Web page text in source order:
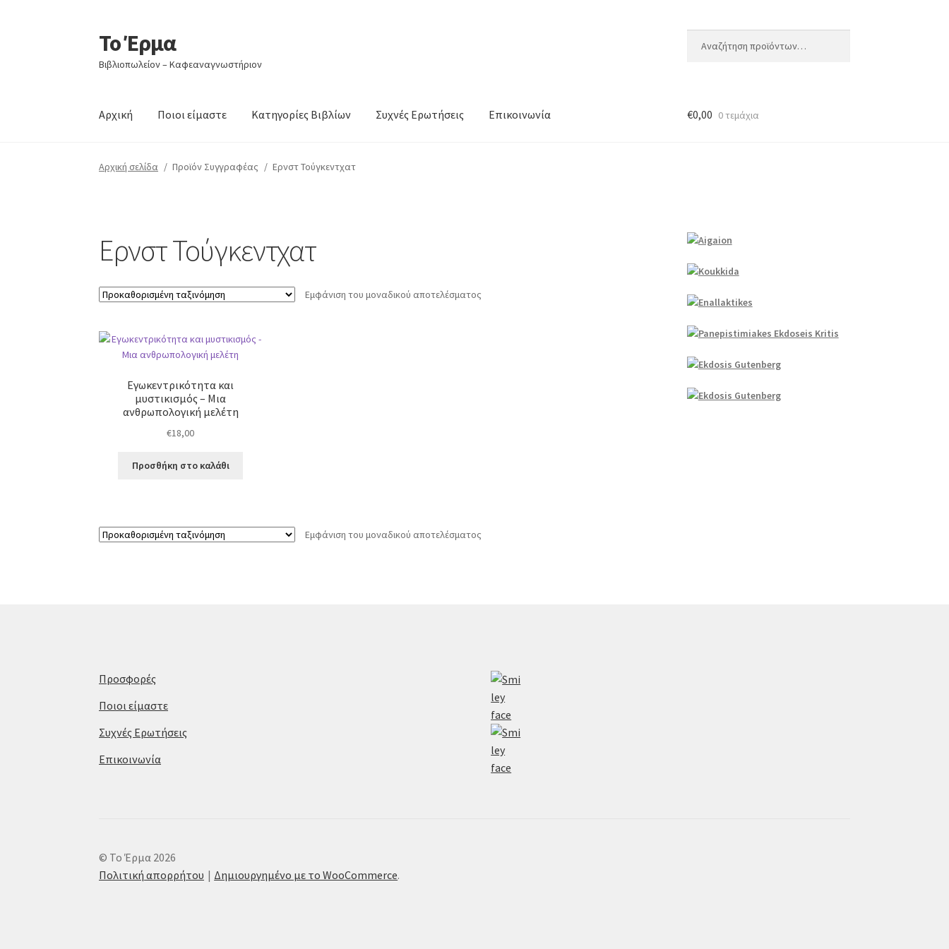
Απευθείας
μετάβαση
στην
Μετάβαση
σε
περιεχόμενο
Το Έρμα
Βιβλιοπωλείον – Καφεαναγνωστήριον
για:
Αρχική Ποιοι είμαστε Κατηγορίες Βιβλίων Συχνές Ερωτήσεις Επικοινωνία €0,00 0 τεμάχια
Αρχική σελίδα / Προϊόν Συγγραφέας / Ερνστ Τούγκεντχατ
Ερνστ Τούγκεντχατ
Εμφάνιση του μοναδικού αποτελέσματος
Εγωκεντρικότητα και
μυστικισμός – Μια
ανθρωπολογική μελέτη
€18,00
Προσθήκη στο καλάθι
Εμφάνιση του μοναδικού αποτελέσματος
Προσφορές
Ποιοι είμαστε
Συχνές Ερωτήσεις
Επικοινωνία
© Το Έρμα 2026
Πολιτική απορρήτου
Δημιουργημένο με το WooCommerce.